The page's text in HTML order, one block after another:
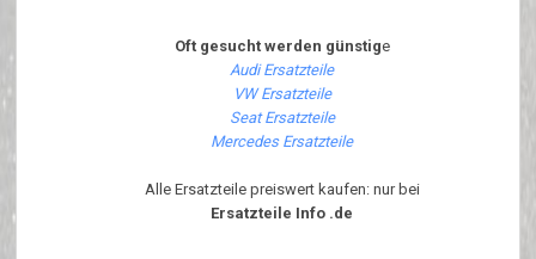
Oft gesucht werden günstige
Audi Ersatzteile
VW Ersatzteile
Seat Ersatzteile
Mercedes Ersatzteile
Alle Ersatzteile preiswert kaufen: nur bei
Ersatzteile Info .de